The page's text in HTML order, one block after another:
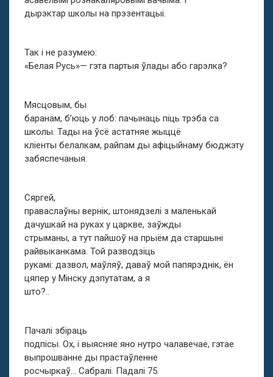
дырэктар школы на прэзентацыі.
Так і не разумею:
«Белая Русь»— гэта партыя ўлады або гарэлка?
Мясцовым, бы
баранам, б’юць у лоб: пачынаць піць трэба са
школы. Тады на ўсё астатняе жыццё
кліенты белалкам, райпам ды афіцыйнаму бюджэту
забяспечаныя.
Сяргей,
праваслаўны вернік, штонядзелі з маленькай
дачушкай на руках у царкве, заўжды
стрыманы, а тут пайшоў на прыём да старшыні
райвыканкама. Той разводзіць
рукамі: дазвол, маўляў, даваў мой папярэднік, ён
цяпер у Мінску дэпутатам, а я
што?..
Пачалі збіраць
подпісы. Ох, і выясняе яно нутро чалавечае, гэтае
выпрошванне ды прастаўленне
росчыркаў… Сабралі. Падалі 75.